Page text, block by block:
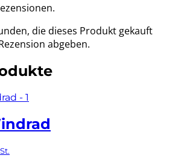
die dieses Produkt gekauft
abgeben.